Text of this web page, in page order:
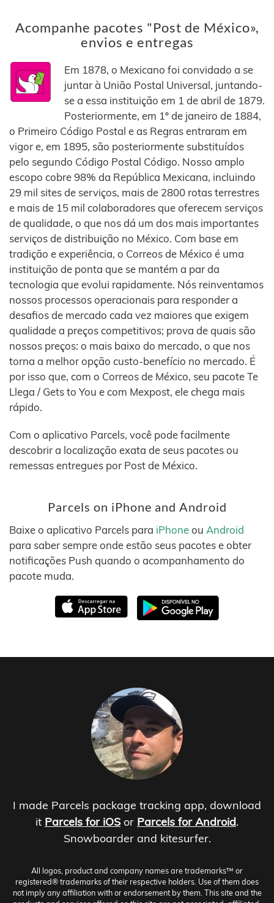
Acompanhe pacotes "Post de México»,
envios e entregas
Em 1878, o Mexicano foi convidado a se
juntar à União Postal Universal, juntando-
se a essa instituição em 1 de abril de 1879.
Posteriormente, em 1º de janeiro de 1884,
o Primeiro Código Postal e as Regras entraram em
vigor e, em 1895, são posteriormente substituídos
pelo segundo Código Postal Código. Nosso amplo
escopo cobre 98% da República Mexicana, incluindo
29 mil sites de serviços, mais de 2800 rotas terrestres
e mais de 15 mil colaboradores que oferecem serviços
de qualidade, o que nos dá um dos mais importantes
serviços de distribuição no México. Com base em
tradição e experiência, o Correos de México é uma
instituição de ponta que se mantém a par da
tecnologia que evolui rapidamente. Nós reinventamos
nossos processos operacionais para responder a
desafios de mercado cada vez maiores que exigem
qualidade a preços competitivos; prova de quais são
nossos preços: o mais baixo do mercado, o que nos
torna a melhor opção custo-benefício no mercado. É
por isso que, com o Correos de México, seu pacote Te
Llega / Gets to You e com Mexpost, ele chega mais
rápido.
Com o aplicativo Parcels, você pode facilmente
descobrir a localização exata de seus pacotes ou
remessas entregues por Post de México.
Parcels on iPhone and Android
Baixe o aplicativo Parcels para iPhoneou Android
para saber sempre onde estão seus pacotes e obter
notificações Push quando o acompanhamento do
pacote muda.
I made Parcels package tracking app, download
it Parcels for iOS or Parcels for Android.
Snowboarder and kitesurfer.
All logos, product and company names are trademarks™ or
registered® trademarks of their respective holders. Use of them does
not imply any affiliation with or endorsement by them. This site and the